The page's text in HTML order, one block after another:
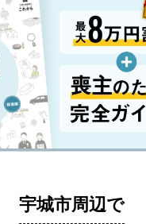
宇城市周辺で